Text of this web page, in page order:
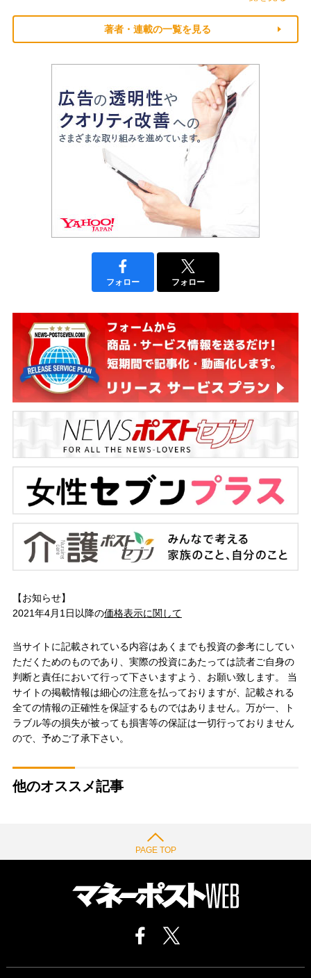
著者・連載の一覧を見る
フォロー フォロー
【お知らせ】
2021年4月1日以降の価格表示に関して
当サイトに記載されている内容はあくまでも投資の参考にしてい
ただくためのものであり、実際の投資にあたっては読者ご自身の
判断と責任において行って下さいますよう、お願い致します。 当
サイトの掲載情報は細心の注意を払っておりますが、記載される
全ての情報の正確性を保証するものではありません。万が一、ト
ラブル等の損失が被っても損害等の保証は一切行っておりません
ので、予めご了承下さい。
他のオススメ記事
PAGE TOP